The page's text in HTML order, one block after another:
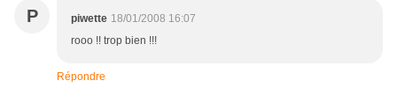
P piwette 18/01/2008 16:07
rooo !! trop bien !!!
Répondre